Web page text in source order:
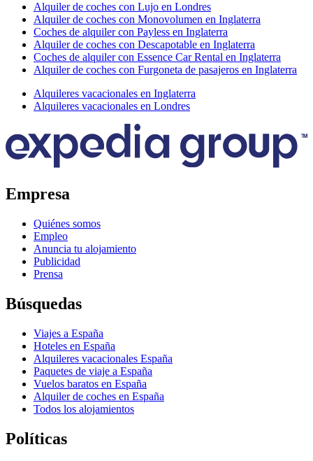
Alquiler de coches con Lujo en Londres
Alquiler de coches con Monovolumen en Inglaterra
Coches de alquiler con Payless en Inglaterra
Alquiler de coches con Descapotable en Inglaterra
Coches de alquiler con Essence Car Rental en Inglaterra
Alquiler de coches con Furgoneta de pasajeros en Inglaterra
Alquileres vacacionales en Inglaterra
Alquileres vacacionales en Londres
Empresa
Quiénes somos
Empleo
Anuncia tu alojamiento
Publicidad
Prensa
Búsquedas
Viajes a España
Hoteles en España
Alquileres vacacionales España
Paquetes de viaje a España
Vuelos baratos en España
Alquiler de coches en España
Todos los alojamientos
Políticas